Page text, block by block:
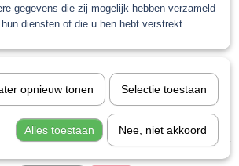
cut en finish in 1 fles
te maken
gegevens die zij mogelijk hebben verzameld
diensten of die u hen hebt verstrekt.
opnieuw tonen Selectie toestaan
Alles toestaan Nee, niet akkoord